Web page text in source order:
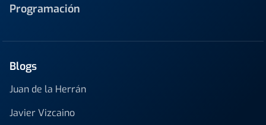
Programación
Blogs
Juan de la Herrán
Javier Vizcaino